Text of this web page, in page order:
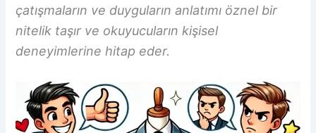
çatışmaların ve duyguların anlatımı öznel bir
nitelik taşır ve okuyucuların kişisel
deneyimlerine hitap eder.